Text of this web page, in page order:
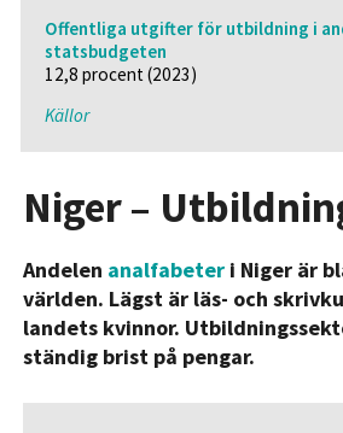
Offentliga utgifter för utbildning i
statsbudgeten
12,8 procent (2023)
Källor
Niger –
Andelen analfabeteri Niger är
världen. Lägst är läs- och
landets kvinnor.
ständig brist på pengar.